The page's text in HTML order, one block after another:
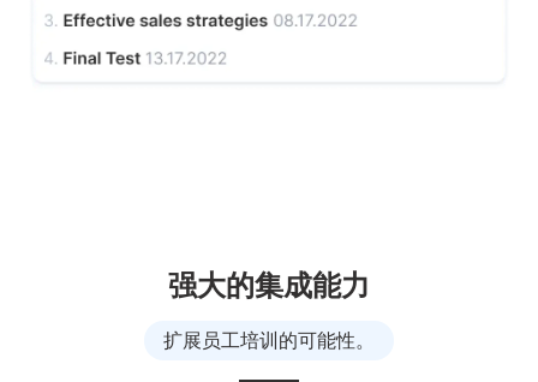
强大的集成能力
扩展员工培训的可能性。